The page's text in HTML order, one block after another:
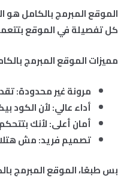
كل تفصيلة في الموقع
مميزات الموقع المبرمج
مرونة غير محدودة:
أداء عالي: لأن
أمان أعلى: لأنك
تصميم فريد: مش
بس طبعًا، الموقع المبرمج